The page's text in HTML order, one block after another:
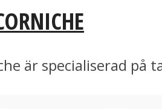
är specialiserad